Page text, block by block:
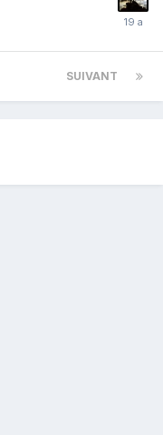
SUIVANT